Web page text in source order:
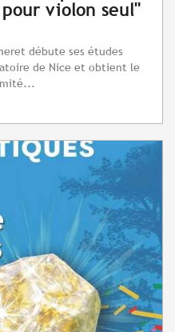
violon seul"
débute ses études
de Nice et obtient le